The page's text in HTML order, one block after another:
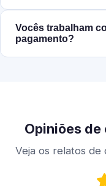
Vocês trabalham
pagamento?
Opiniões de
Veja os relatos de